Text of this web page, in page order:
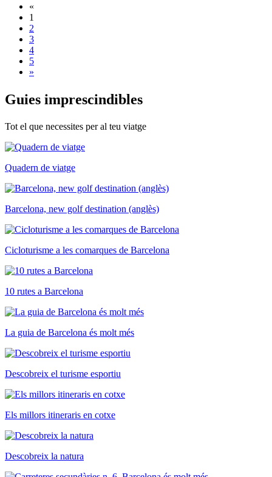
«
1
2
3
4
5
»
Guies imprescindibles
Tot el que necessites per al teu viatge
Quadern de viatge
Barcelona, new golf destination (anglès)
Cicloturisme a les comarques de Barcelona
10 rutes a Barcelona
La guia de Barcelona és molt més
Descobreix el turisme esportiu
Els millors itineraris en cotxe
Descobreix la natura